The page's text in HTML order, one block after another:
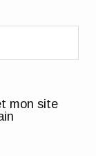
mon site